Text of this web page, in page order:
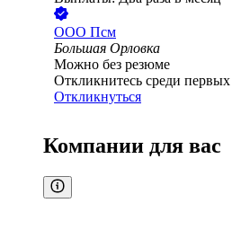
ООО Псм
Большая Орловка
Можно без резюме
Откликнитесь среди первых
Откликнуться
Компании для вас